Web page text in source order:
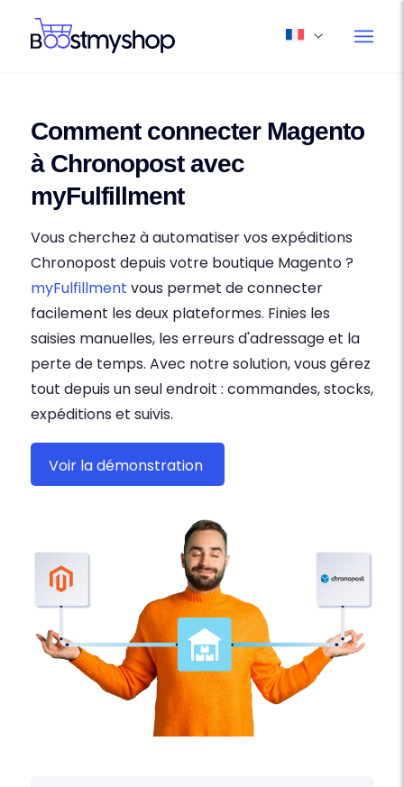
Comment connecter Magento
à Chronopost avec
myFulfillment
Vous cherchez à automatiser vos expéditions
Chronopost depuis votre boutique Magento ?
myFulfillment vous permet de connecter
facilement les deux plateformes. Finies les
saisies manuelles, les erreurs d'adressage et la
perte de temps. Avec notre solution, vous gérez
tout depuis un seul endroit : commandes, stocks,
expéditions et suivis.
Voir la démonstration